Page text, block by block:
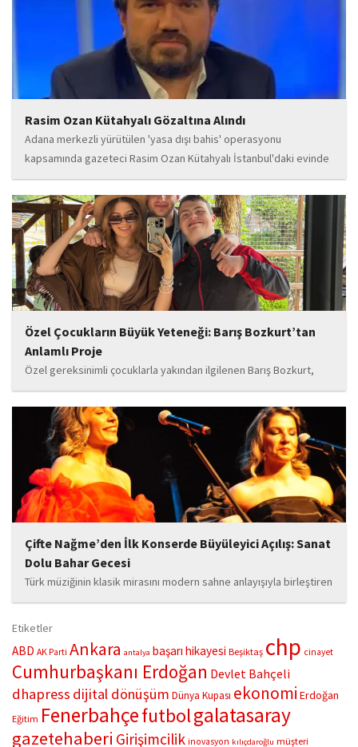
Rasim Ozan Kütahyalı Gözaltına Alındı
Adana merkezli yürütülen 'yasa dışı bahis' operasyonu
kapsamında gazeteci Rasim Ozan Kütahyalı İstanbul'daki evinde
gözaltına alındı.
Özel Çocukların Büyük Yeteneği: Barış Bozkurt’tan
Anlamlı Proje
Özel gereksinimli çocuklarla yakından ilgilenen Barış Bozkurt,
hayata geçirdiği örnek çalışma ile hem eğitim camiasının hem de
toplumun dikkatini çekiyor. “Hayatta yaşattığın mutluluk en güzel
hediyedir” anlayışıyla yola çıkan Bozkurt,...
Çifte Nağme’den İlk Konserde Büyüleyici Açılış: Sanat
Dolu Bahar Gecesi
Türk müziğinin klasik mirasını modern sahne anlayışıyla birleştiren
“Çifte Nağme” projesi, ilk konserini İstanbul Ataşehir’de bulunan
buluşturdu. Yoğun katılımla gerçekleşen gece, müzikal çeşitlilik
ve...
Etiketler
ABD AK Parti Ankara antalya başarı hikayesi Beşiktaş chp cinayet
Cumhurbaşkanı Erdoğan Devlet Bahçeli
dhapress dijital dönüşüm Dünya Kupası ekonomi Erdoğan
Eğitim Fenerbahçefutbolgalatasaray
gazetehaberi Girişimcilik inovasyon kılıçdaroğlu müşteri